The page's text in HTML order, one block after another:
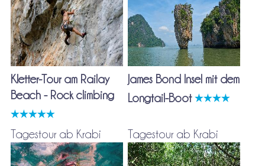
Kletter-Tour am Railay
Beach - Rock climbing
James Bond Insel mit dem
Longtail-Boot
Tagestour ab Krabi Tagestour ab Krabi